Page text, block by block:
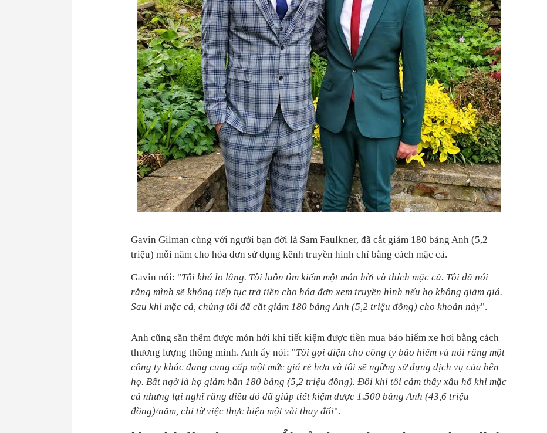
Gavin Gilman cùng với người bạn đời là Sam Faulkner, đã cắt giảm 180 bảng Anh (5,2
triệu) mỗi năm cho hóa đơn sử dụng kênh truyền hình chỉ bằng cách mặc cả.
Gavin nói: "Tôi khá lo lắng. Tôi luôn tìm kiếm một món hời và thích mặc cả. Tôi đã nói
rằng mình sẽ không tiếp tục trả tiền cho hóa đơn xem truyền hình nếu họ không giảm giá.
Sau khi mặc cả, chúng tôi đã cắt giảm 180 bảng Anh (5,2 triệu đồng) cho khoản này".
Anh cũng săn thêm được món hời khi tiết kiệm được tiền mua bảo hiểm xe hơi bằng cách
thương lượng thông minh. Anh ấy nói: "Tôi gọi điện cho công ty bảo hiểm và nói rằng một
công ty khác đang cung cấp một mức giá rẻ hơn và tôi sẽ ngừng sử dụng dịch vụ của bên
họ. Bất ngờ là họ giảm hẳn 180 bảng (5,2 triệu đồng). Đôi khi tôi cảm thấy xấu hổ khi mặc
cả nhưng lại nghĩ rằng điều đó đã giúp tiết kiệm được 1.500 bảng Anh (43,6 triệu
đồng)/năm, chỉ từ việc thực hiện một vài thay đổi".